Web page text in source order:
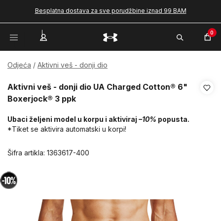
Besplatna dostava za sve porudžbine iznad 99 BAM
0
Odjeća Aktivni veš - donji dio
Aktivni veš - donji dio UA Charged Cotton® 6"
Boxerjock® 3 ppk
Ubaci željeni model u korpu i aktiviraj –10% popusta.
*Tiket se aktivira automatski u korpi!
Šifra artikla: 1363617-400